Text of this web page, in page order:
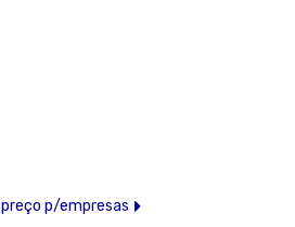
preço p/empresas